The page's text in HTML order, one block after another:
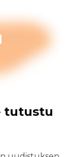
tutustu